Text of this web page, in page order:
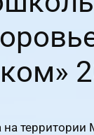
на